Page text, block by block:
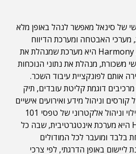
של סינאל מאפשר לנהל באופן מלא
מערכי האבטחה ומערכת הדיווח
והבקרה בארגון. בין היתר, Harmony היא מערכת שמנהלת את
משכורת, מנהלת את נתוני הנוכחות
אותם לפונקציית עיבוד השכר.
דוגמת קליטת עובדים, תיק
וניהול מידע ואירועים אישיים
בתחומי התעסוקה, לצד מילוי וניהול אלקטרוני של טפסי 101
עבור העובדים. Harmony היא מערכת אינטגרטיבית, שבה כל
ומועבר לכל המודולים
ליישום באופן הדרגתי, לפי צרכי